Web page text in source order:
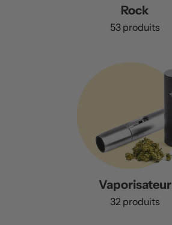
Rock
53 produits
Vaporisateur
32 produits